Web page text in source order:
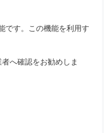
です。この機能を利用す
へ確認をお勧めしま